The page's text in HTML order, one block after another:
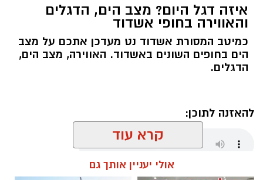
איזה דגל היום? מצב הים, הדגלים
והאווירה בחופי אשדוד
כמיטב המסורת אשדוד נט מעדכן אתכם על מצב
הים בחופים השונים באשדוד. האווירה, מצב הים,
הדגלים.
להאזנה לתוכן:
מנהל האתר / 06:00 08.08.26
קרא עוד
אולי יעניין אותך גם